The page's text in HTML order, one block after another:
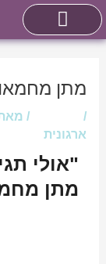
תחילתו
של
אנטר
לאזור
דילוג
לתוכן
מתן
/
/
ארגונית
"אולי
מתן